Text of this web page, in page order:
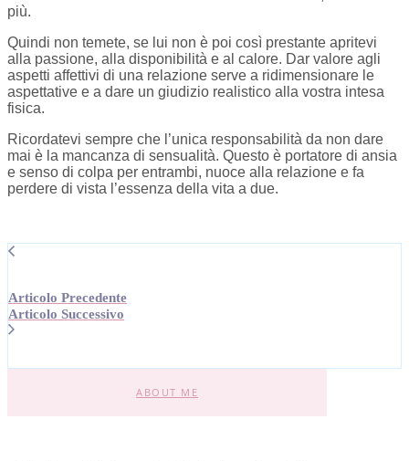
più.
Quindi non temete, se lui non è poi così prestante apritevi
alla passione, alla disponibilità e al calore. Dar valore agli
aspetti affettivi di una relazione serve a ridimensionare le
aspettative e a dare un giudizio realistico alla vostra intesa
fisica.
Ricordatevi sempre che l’unica responsabilità da non dare
mai è la mancanza di sensualità. Questo è portatore di ansia
e senso di colpa per entrambi, nuoce alla relazione e fa
perdere di vista l’essenza della vita a due.
Articolo Precedente
Articolo Successivo
ABOUT ME